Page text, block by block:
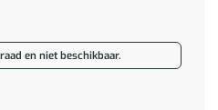
en niet beschikbaar.